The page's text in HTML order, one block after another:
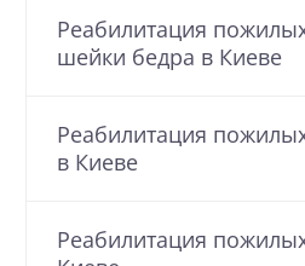
Реабилитация
шейки бедра в Киеве
Реабилитация
в Киеве
Реабилитация